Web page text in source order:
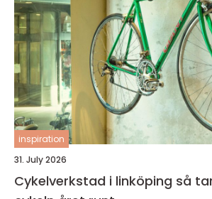
inspiration
31. July 2026
Cykelverkstad i linköping så tar du hand om